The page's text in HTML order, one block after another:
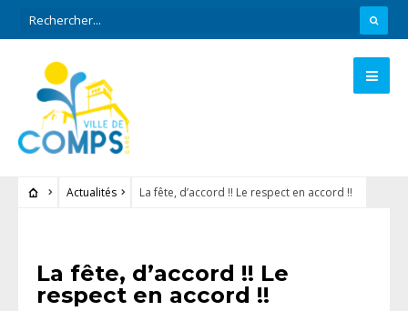
Actualités La fête, d’accord !! Le respect en accord !!
La fête, d’accord !! Le
respect en accord !!